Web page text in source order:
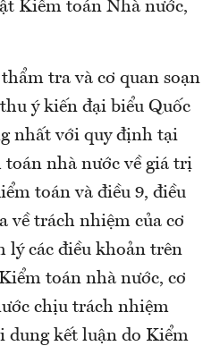
Kiểm toán Nhà nước,
tra và cơ quan soạn
ý kiến đại biểu Quốc
nhất với quy định tại
nhà nước về giá trị
toán và điều 9, điều
về trách nhiệm của cơ
lý các điều khoản trên
toán nhà nước, cơ
chịu trách nhiệm
dung kết luận do Kiểm